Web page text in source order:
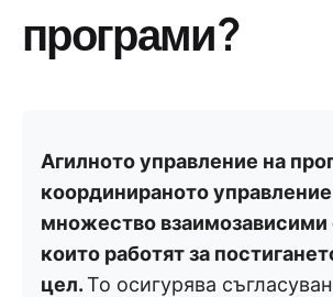
програми?
Агилното управление на
координираното
множество взаимозависими
които работят за
цел.То осигурява